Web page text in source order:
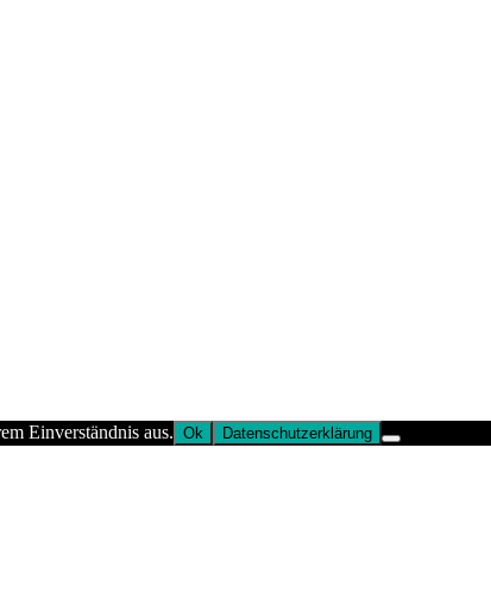
Einverständnis aus. Ok Datenschutzerklärung